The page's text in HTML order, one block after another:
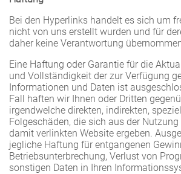
Bei den Hyperlinks handelt es sich um
nicht von uns erstellt wurden und für
daher keine Verantwortung
Eine Haftung oder Garantie für die
und Vollständigkeit der zur Verfügung
Informationen und Daten ist
Fall haften wir Ihnen oder Dritten
irgendwelche direkten, indirekten,
Folgeschäden, die sich aus der Nutzung
damit verlinkten Website ergeben.
jegliche Haftung für entgangenen
Betriebsunterbrechung, Verlust von
sonstigen Daten in Ihren